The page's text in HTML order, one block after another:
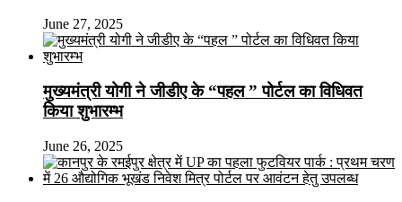
June 27, 2025
मुख्यमंत्री योगी ने जीडीए के “पहल ” पोर्टल का विधिवत
किया शुभारम्भ
June 26, 2025